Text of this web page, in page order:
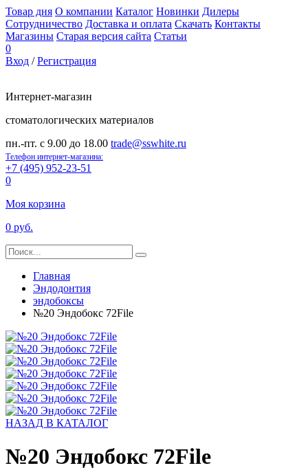
Товар дня О компании Каталог Новинки Дилеры
Сотрудничество Доставка и оплата Скачать Контакты
Магазины Старая версия сайта Статьи
0
Вход /Регистрация
Интернет-магазин
стоматологических материалов
пн.-пт. с 9.00 до 18.00 trade@sswhite.ru
Телефон интернет-магазина:
+7 (495) 952-23-51
0
Моя корзина
0 руб.
Главная
Эндодонтия
эндобоксы
№20 Эндобокс 72File
НАЗАД В КАТАЛОГ
№20 Эндобокс 72File